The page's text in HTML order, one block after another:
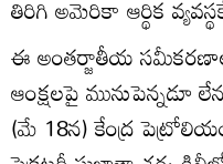
తిరిగి అమెరికా ఆర్థిక
ఈ అంతర్జాతీయ
ఆంక్షలపై మునుపెన్నడూ
(మే 18న) కేంద్ర